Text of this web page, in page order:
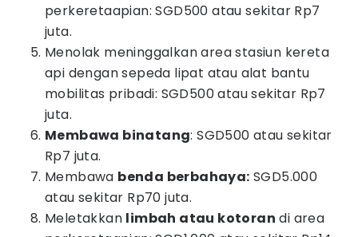
perkeretaapian: SGD500 atau sekitar Rp7
juta.
Menolak meninggalkan area stasiun kereta
api dengan sepeda lipat atau alat bantu
mobilitas pribadi: SGD500 atau sekitar Rp7
juta.
Membawa binatang: SGD500 atau sekitar
Rp7 juta.
Membawa benda berbahaya: SGD5.000
atau sekitar Rp70 juta.
Meletakkan limbah atau kotoran di area